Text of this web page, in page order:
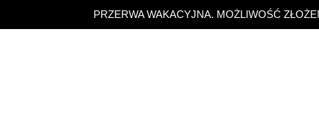
PRZERWA WAKACYJNA. MOŻLIWOŚĆ
zawartości